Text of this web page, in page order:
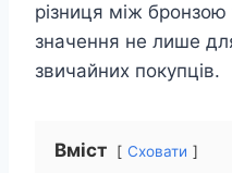
різниця між
значення не лише
звичайних покупців.
Вміст Сховати